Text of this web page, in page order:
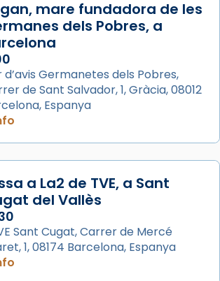
Share
de Barcelona
27 de juliol, ha tingut lloc la
de gràcies en agraïment al
de Barcelona, el cardenal Joan
ha presidit la missa i l’ha
el bisbe auxiliar de Barcelona,
Abadías.
mare fundadora de les
dels Pobres, a
d’avis Germanetes dels Pobres,
de Sant Salvador, 1, Gràcia, 08012
Espanya
a La2 de TVE, a Sant
del Vallès
Sant Cugat, Carrer de Mercé
1, 08174 Barcelona, Espanya